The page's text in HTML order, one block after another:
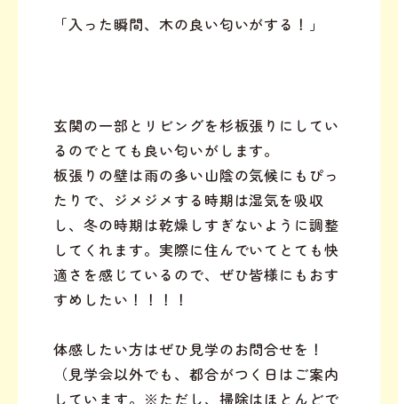
「入った瞬間、木の良い匂いがする！」
玄関の一部とリビングを杉板張りにしてい
るのでとても良い匂いがします。
板張りの壁は雨の多い山陰の気候にもぴっ
たりで、ジメジメする時期は湿気を吸収
し、冬の時期は乾燥しすぎないように調整
してくれます。実際に住んでいてとても快
適さを感じているので、ぜひ皆様にもおす
すめしたい！！！！
体感したい方はぜひ見学のお問合せを！
（見学会以外でも、都合がつく日はご案内
しています。※ただし、掃除はほとんどで